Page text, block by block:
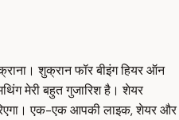
शुक्रान फॉर बीइंग हियर ऑन
मेरी बहुत गुजारिश है। शेयर
एक-एक आपकी लाइक, शेयर और